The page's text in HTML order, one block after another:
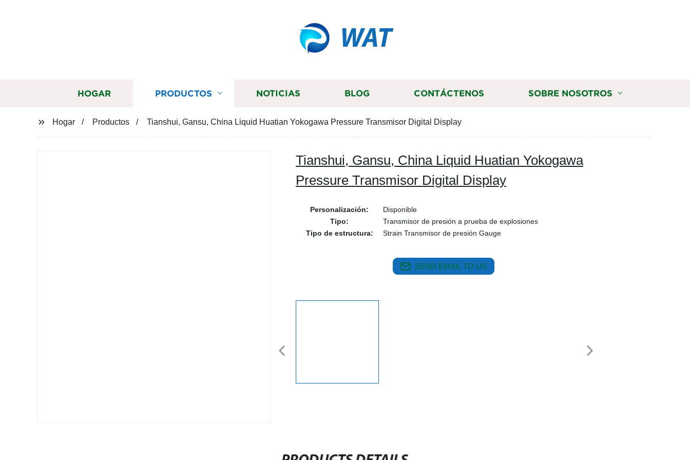
WAT
HOGAR PRODUCTOS NOTICIAS BLOG CONTÁCTENOS SOBRE NOSOTROS
Hogar Productos Tianshui, Gansu, China Liquid Huatian Yokogawa Pressure Transmisor Digital Display
Tianshui, Gansu, China Liquid Huatian Yokogawa
Pressure Transmisor Digital Display
Personalización:
Disponible
Tipo:
Transmisor de presión a prueba de explosiones
Tipo de estructura:
Strain Transmisor de presión Gauge
SEND EMAIL TO US